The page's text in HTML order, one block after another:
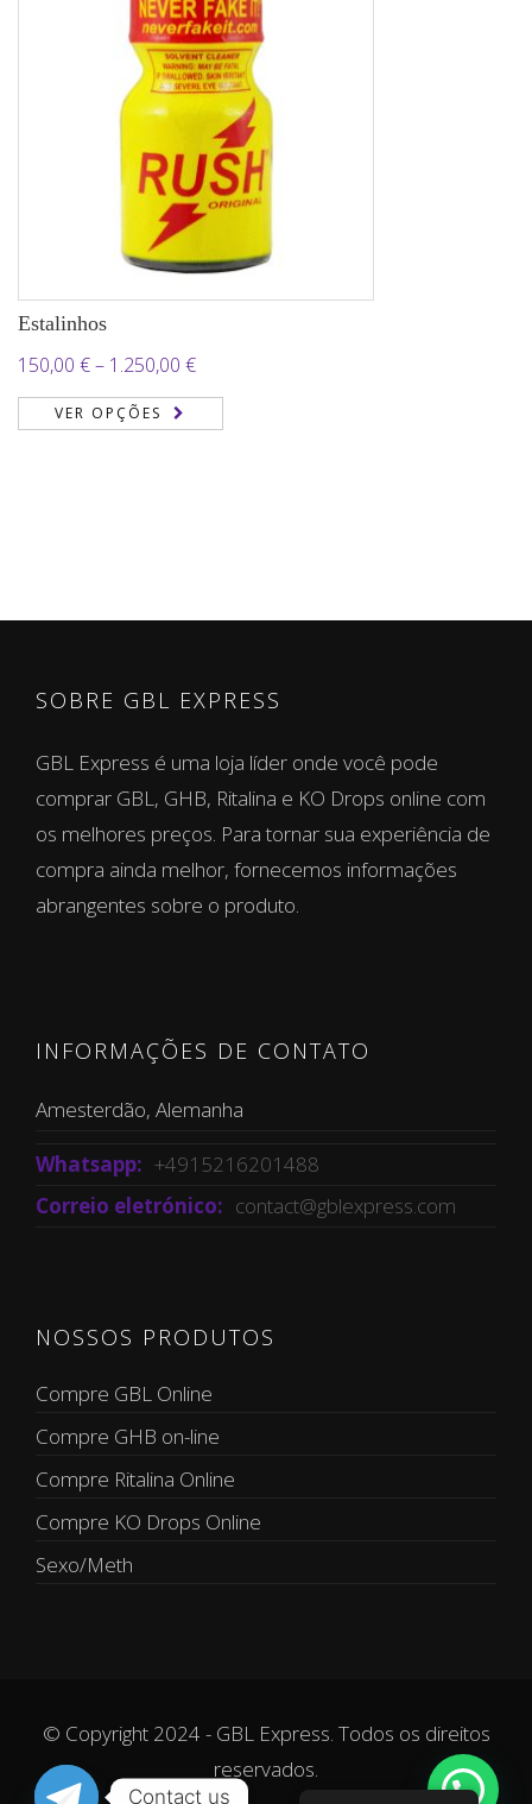
Estalinhos
150,00 €– 1.250,00 €Price
range:
150,00 €
VER OPÇÕES
SOBRE GBL EXPRESS
GBL Express é uma loja líder onde você pode
comprar GBL, GHB, Ritalina e KO Drops online com
os melhores preços. Para tornar sua experiência de
compra ainda melhor, fornecemos informações
abrangentes sobre o produto.
INFORMAÇÕES DE CONTATO
Amesterdão, Alemanha
Whatsapp: +4915216201488
Correio eletrónico: contact@gblexpress.com
NOSSOS PRODUTOS
Compre GBL Online
Compre GHB on-line
Compre Ritalina Online
Compre KO Drops Online
Sexo/Meth
© Copyright 2024 - GBL Express. Todos os direitos
reservados.
Contact us